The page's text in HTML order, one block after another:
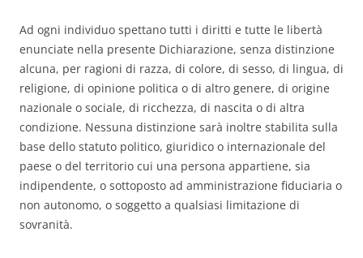
Ad ogni individuo spettano tutti i diritti e tutte le libertà
enunciate nella presente Dichiarazione, senza distinzione
alcuna, per ragioni di razza, di colore, di sesso, di lingua, di
religione, di opinione politica o di altro genere, di origine
nazionale o sociale, di ricchezza, di nascita o di altra
condizione. Nessuna distinzione sarà inoltre stabilita sulla
base dello statuto politico, giuridico o internazionale del
paese o del territorio cui una persona appartiene, sia
indipendente, o sottoposto ad amministrazione fiduciaria o
non autonomo, o soggetto a qualsiasi limitazione di
sovranità.